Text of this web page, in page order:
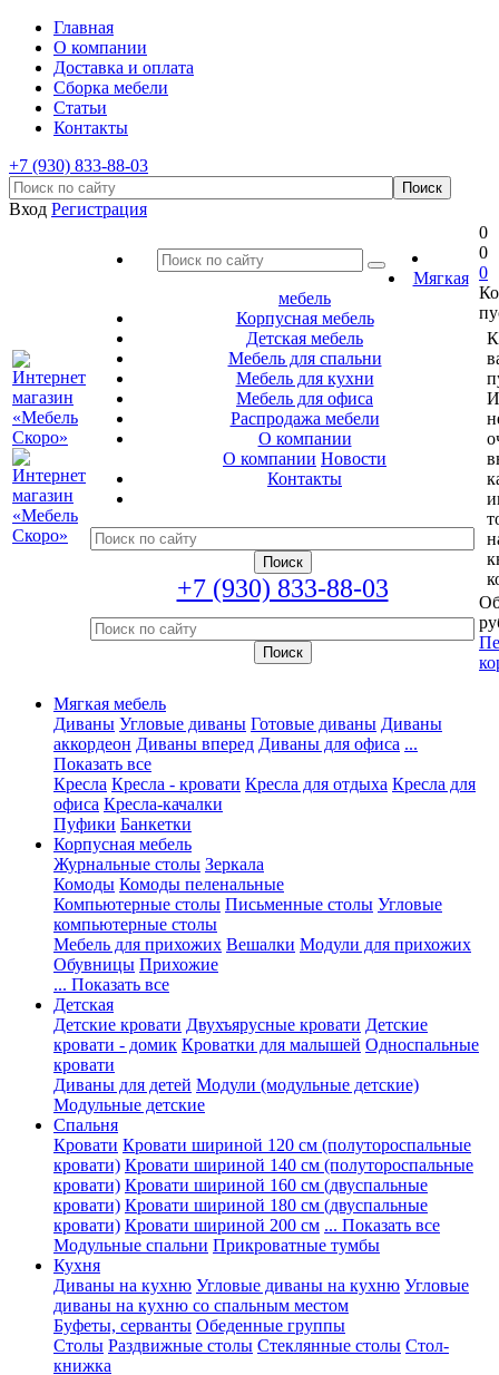
Главная
О компании
Доставка и оплата
Сборка мебели
Статьи
Контакты
+7 (930) 833-88-03
Вход Регистрация
Мягкая
мебель
Корпусная мебель
Детская мебель
Мебель для спальни
Мебель для кухни
Мебель для офиса
Распродажа мебели
О компании
О компании Новости
Контакты
+7 (930) 833-88-03
0
0
0
Мягкая мебель
Диваны Угловые диваны Готовые диваны Диваны
аккордеон Диваны вперед Диваны для офиса ...
Показать все
Кресла Кресла - кровати Кресла для отдыха Кресла для
офиса Кресла-качалки
Пуфики Банкетки
Корпусная мебель
Журнальные столы Зеркала
Комоды Комоды пеленальные
Компьютерные столы Письменные столы Угловые
компьютерные столы
Мебель для прихожих Вешалки Модули для прихожих
Обувницы Прихожие
... Показать все
Детская
Детские кровати Двухъярусные кровати Детские
кровати - домик Кроватки для малышей Односпальные
кровати
Диваны для детей Модули (модульные детские)
Модульные детские
Спальня
Кровати Кровати шириной 120 см (полутороспальные
кровати) Кровати шириной 140 см (полутороспальные
кровати) Кровати шириной 160 см (двуспальные
кровати) Кровати шириной 180 см (двуспальные
кровати) Кровати шириной 200 см ... Показать все
Модульные спальни Прикроватные тумбы
Кухня
Диваны на кухню Угловые диваны на кухню Угловые
диваны на кухню со спальным местом
Буфеты, серванты Обеденные группы
Столы Раздвижные столы Стеклянные столы Стол-
книжка